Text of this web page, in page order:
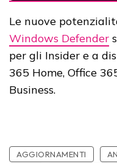
Le nuove
Windows Defender
per gli Insider e a
365 Home, Office
Business.
AGGIORNAMENTI